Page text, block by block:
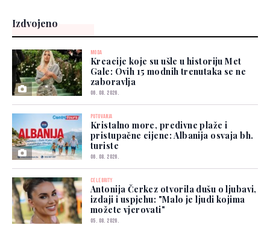
Izdvojeno
MODA
Kreacije koje su ušle u historiju Met
Gale: Ovih 15 modnih trenutaka se ne
zaboravlja
06. 08. 2026.
PUTOVANJA
Kristalno more, predivne plaže i
pristupačne cijene: Albanija osvaja bh.
turiste
06. 08. 2026.
CELEBRITY
Antonija Čerkez otvorila dušu o ljubavi,
izdaji i uspjehu: "Malo je ljudi kojima
možete vjerovati"
05. 08. 2026.